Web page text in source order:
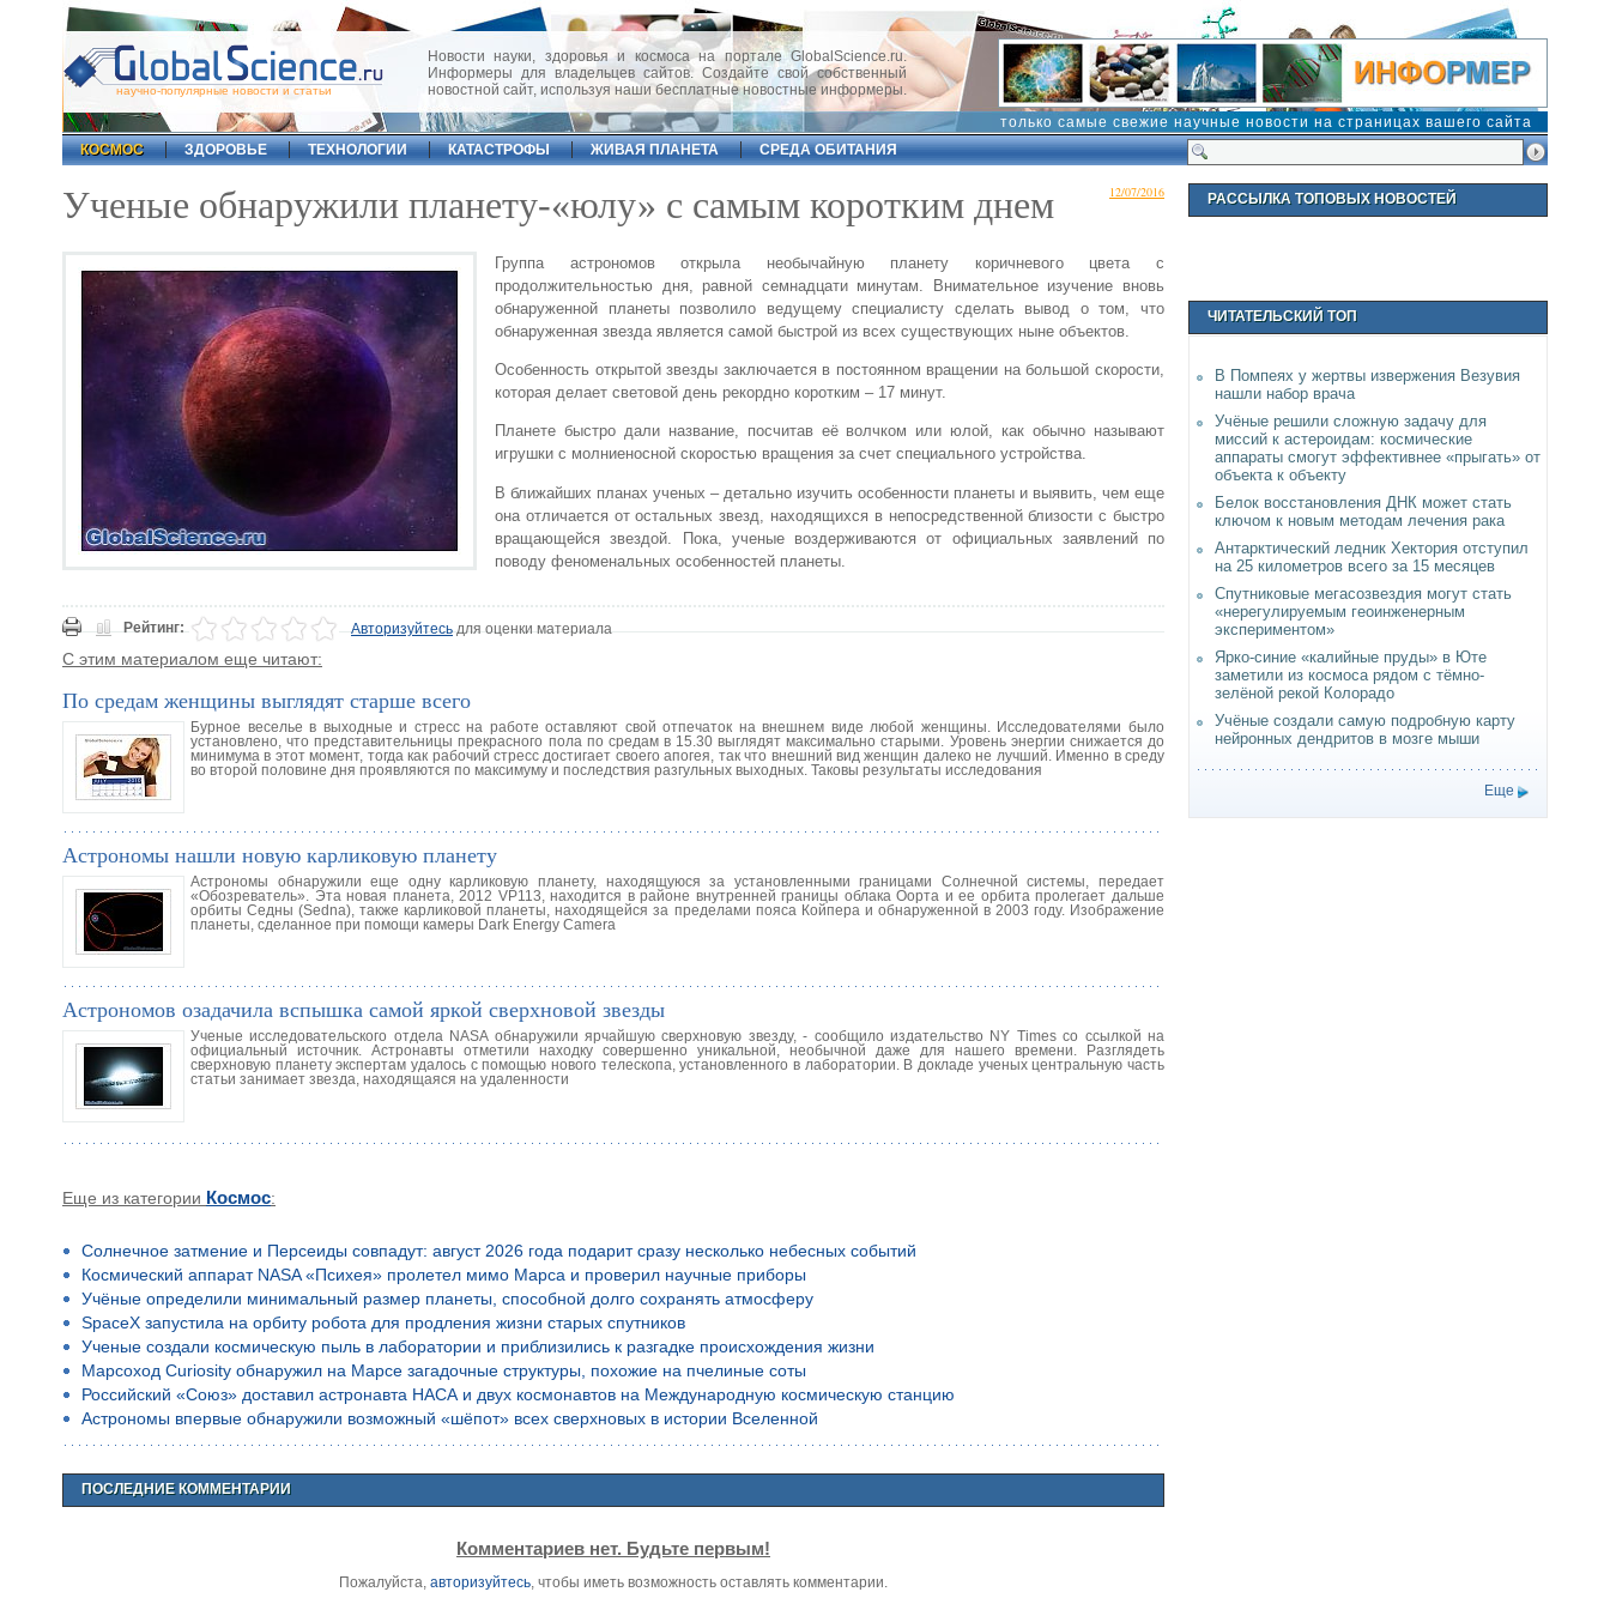
научно-популярные новости и статьи
Новости науки, здоровья и космоса на портале GlobalScience.ru.
Информеры для владельцев сайтов. Создайте свой собственный
новостной сайт, используя наши бесплатные новостные информеры.
только самые свежие научные новости на страницах вашего сайта
КОСМОС
ЗДОРОВЬЕ ТЕХНОЛОГИИ КАТАСТРОФЫ ЖИВАЯ ПЛАНЕТА СРЕДА ОБИТАНИЯ
12/07/2016
Ученые обнаружили планету-«юлу» с самым коротким днем
Группа астрономов открыла необычайную планету коричневого цвета с
продолжительностью дня, равной семнадцати минутам. Внимательное изучение вновь
обнаруженной планеты позволило ведущему специалисту сделать вывод о том, что
обнаруженная звезда является самой быстрой из всех существующих ныне объектов.
Особенность открытой звезды заключается в постоянном вращении на большой скорости,
которая делает световой день рекордно коротким – 17 минут.
Планете быстро дали название, посчитав её волчком или юлой, как обычно называют
игрушки с молниеносной скоростью вращения за счет специального устройства.
В ближайших планах ученых – детально изучить особенности планеты и выявить, чем еще
она отличается от остальных звезд, находящихся в непосредственной близости с быстро
вращающейся звездой. Пока, ученые воздерживаются от официальных заявлений по
поводу феноменальных особенностей планеты.
Рейтинг: Авторизуйтесьдля оценки материала
С этим материалом еще читают:
По средам женщины выглядят старше всего
Бурное веселье в выходные и стресс на работе оставляют свой отпечаток на внешнем виде любой женщины. Исследователями было
установлено, что представительницы прекрасного пола по средам в 15.30 выглядят максимально старыми. Уровень энергии снижается до
минимума в этот момент, тогда как рабочий стресс достигает своего апогея, так что внешний вид женщин далеко не лучший. Именно в среду
во второй половине дня проявляются по максимуму и последствия разгульных выходных. Таковы результаты исследования
Астрономы нашли новую карликовую планету
Астрономы обнаружили еще одну карликовую планету, находящуюся за установленными границами Солнечной системы, передает
«Обозреватель». Эта новая планета, 2012 VP113, находится в районе внутренней границы облака Оорта и ее орбита пролегает дальше
орбиты Седны (Sedna), также карликовой планеты, находящейся за пределами пояса Койпера и обнаруженной в 2003 году. Изображение
планеты, сделанное при помощи камеры Dark Energy Camera
Астрономов озадачила вспышка самой яркой сверхновой звезды
Ученые исследовательского отдела NASA обнаружили ярчайшую сверхновую звезду, - сообщило издательство NY Times со ссылкой на
официальный источник. Астронавты отметили находку совершенно уникальной, необычной даже для нашего времени. Разглядеть
сверхновую планету экспертам удалось с помощью нового телескопа, установленного в лаборатории. В докладе ученых центральную часть
статьи занимает звезда, находящаяся на удаленности
Еще из категории Космос:
Солнечное затмение и Персеиды совпадут: август 2026 года подарит сразу несколько небесных событий
Космический аппарат NASA «Психея» пролетел мимо Марса и проверил научные приборы
Учёные определили минимальный размер планеты, способной долго сохранять атмосферу
SpaceX запустила на орбиту робота для продления жизни старых спутников
Ученые создали космическую пыль в лаборатории и приблизились к разгадке происхождения жизни
Марсоход Curiosity обнаружил на Марсе загадочные структуры, похожие на пчелиные соты
Российский «Союз» доставил астронавта НАСА и двух космонавтов на Международную космическую станцию
Астрономы впервые обнаружили возможный «шёпот» всех сверхновых в истории Вселенной
ПОСЛЕДНИЕ КОММЕНТАРИИ
Комментариев нет. Будьте первым!
Пожалуйста, авторизуйтесь , чтобы иметь возможность оставлять комментарии.
РАССЫЛКА ТОПОВЫХ НОВОСТЕЙ
ЧИТАТЕЛЬСКИЙ ТОП
В Помпеях у жертвы извержения Везувия
нашли набор врача
Учёные решили сложную задачу для
миссий к астероидам: космические
аппараты смогут эффективнее «прыгать» от
объекта к объекту
Белок восстановления ДНК может стать
ключом к новым методам лечения рака
Антарктический ледник Хектория отступил
на 25 километров всего за 15 месяцев
Спутниковые мегасозвездия могут стать
«нерегулируемым геоинженерным
экспериментом»
Ярко-синие «калийные пруды» в Юте
заметили из космоса рядом с тёмно-
зелёной рекой Колорадо
Учёные создали самую подробную карту
нейронных дендритов в мозге мыши
Еще